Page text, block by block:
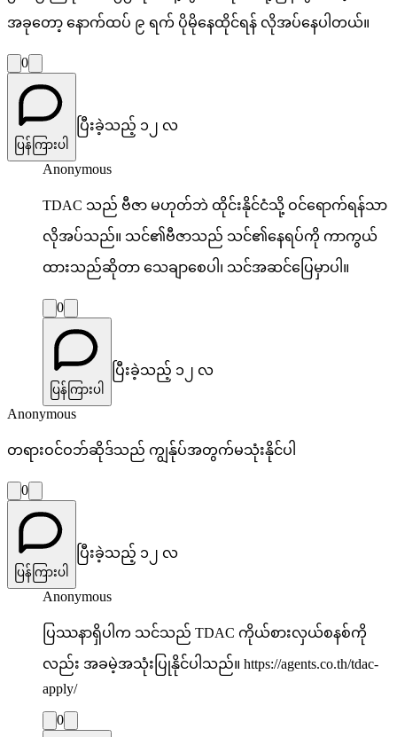
အခုတော့ နောက်ထပ် ၉ ရက် ပိုမိုနေထိုင်ရန် လိုအပ်နေပါတယ်။
0
ပြန်ကြားပါ
ပြီးခဲ့သည့် ၁၂ လ
Anonymous
TDAC သည် ဗီဇာ မဟုတ်ဘဲ ထိုင်းနိုင်ငံသို့ ဝင်ရောက်ရန်သာ
လိုအပ်သည်။ သင်၏ဗီဇာသည် သင်၏နေရပ်ကို ကာကွယ်
ထားသည်ဆိုတာ သေချာစေပါ၊ သင်အဆင်ပြေမှာပါ။
0
ပြန်ကြားပါ
ပြီးခဲ့သည့် ၁၂ လ
Anonymous
တရားဝင်ဝဘ်ဆိုဒ်သည် ကျွန်ုပ်အတွက်မသုံးနိုင်ပါ
0
ပြန်ကြားပါ
ပြီးခဲ့သည့် ၁၂ လ
Anonymous
ပြဿနာရှိပါက သင်သည် TDAC ကိုယ်စားလှယ်စနစ်ကို
လည်း အခမဲ့အသုံးပြုနိုင်ပါသည်။ https://agents.co.th/tdac-
apply/
0